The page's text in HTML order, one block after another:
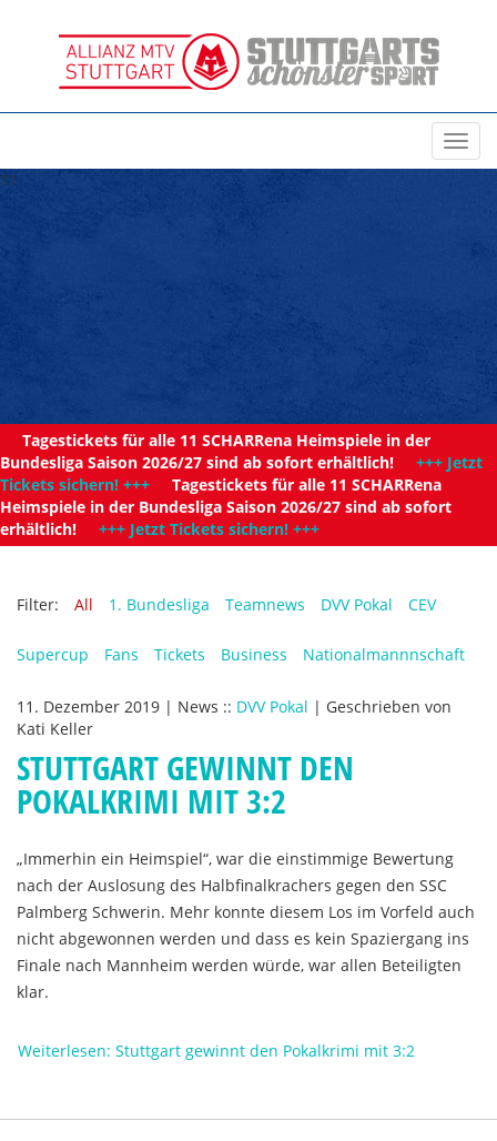
11
Tagestickets für alle 11 SCHARRena Heimspiele in der
Bundesliga Saison 2026/27 sind ab sofort erhältlich! +++ Jetzt
Tickets sichern! +++ Tagestickets für alle 11 SCHARRena
Heimspiele in der Bundesliga Saison 2026/27 sind ab sofort
erhältlich! +++ Jetzt Tickets sichern! +++
Filter: All 1. Bundesliga Teamnews DVV Pokal CEV
Supercup Fans Tickets Business Nationalmannnschaft
11. Dezember 2019 | News :: DVV Pokal | Geschrieben von
Kati Keller
STUTTGART GEWINNT DEN
POKALKRIMI MIT 3:2
„Immerhin ein Heimspiel“, war die einstimmige Bewertung
nach der Auslosung des Halbfinalkrachers gegen den SSC
Palmberg Schwerin. Mehr konnte diesem Los im Vorfeld auch
nicht abgewonnen werden und dass es kein Spaziergang ins
Finale nach Mannheim werden würde, war allen Beteiligten
klar.
Weiterlesen: Stuttgart gewinnt den Pokalkrimi mit 3:2